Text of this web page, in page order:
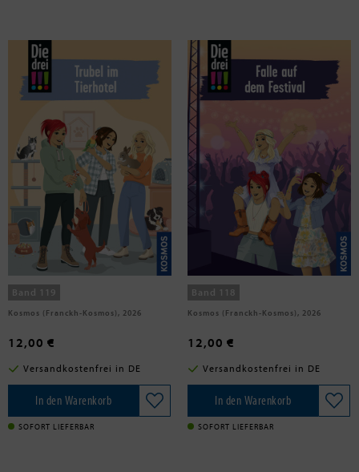
submenu
submenu
Mann, Miriam
Die drei !!!, 119, Trubel im
Tierhotel
Band 119
Kosmos (Franckh-Kosmos), 2026
12,00 €
Versandkostenfrei in DE
In den Warenkorb
SOFORT LIEFERBAR
Vogel, Kirsten
Die drei !!!, 118, Falle auf dem
Band 118
Kosmos (Franckh-Kosmos), 2026
12,00 €
Versandkostenfrei in DE
In den Warenkorb
SOFORT LIEFERBAR